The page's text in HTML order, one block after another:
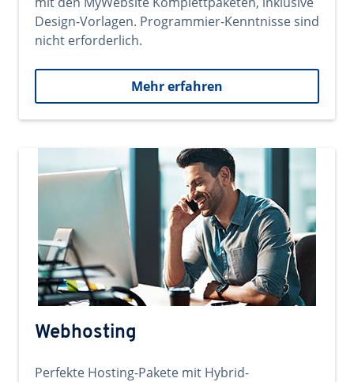
Design-Vorlagen. Programmier-Kenntnisse sind
nicht erforderlich.
Mehr erfahren
Webhosting
Perfekte Hosting-Pakete mit Hybrid-